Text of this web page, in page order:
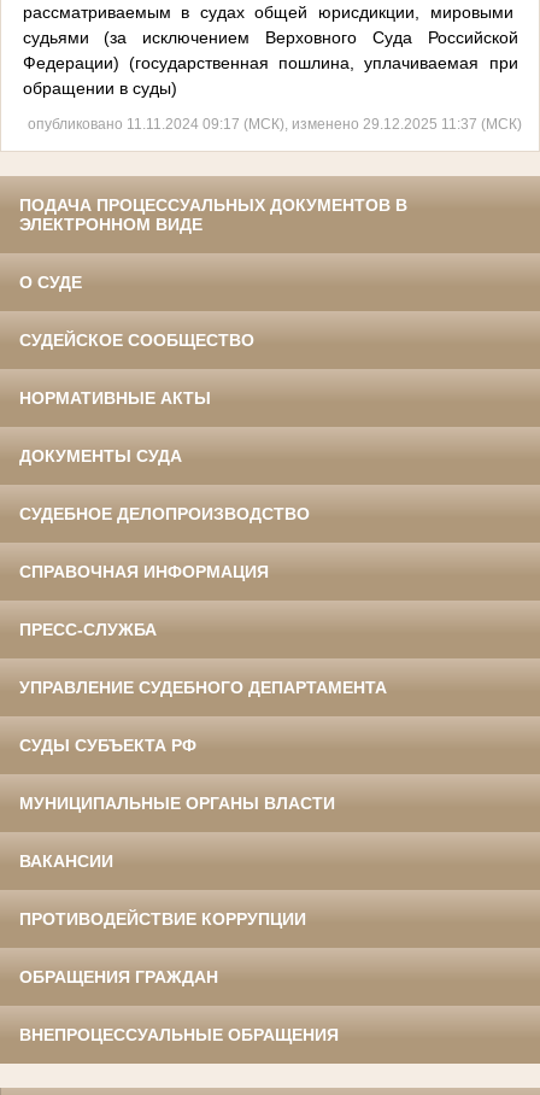
рассматриваемым в судах общей юрисдикции, мировыми
судьями (за исключением Верховного Суда Российской
Федерации) (государственная пошлина, уплачиваемая при
обращении в суды)
опубликовано 11.11.2024 09:17 (МСК), изменено 29.12.2025 11:37 (МСК)
ПОДАЧА ПРОЦЕССУАЛЬНЫХ ДОКУМЕНТОВ В
ЭЛЕКТРОННОМ ВИДЕ
О СУДЕ
СУДЕЙСКОЕ СООБЩЕСТВО
НОРМАТИВНЫЕ АКТЫ
ДОКУМЕНТЫ СУДА
СУДЕБНОЕ ДЕЛОПРОИЗВОДСТВО
СПРАВОЧНАЯ ИНФОРМАЦИЯ
ПРЕСС-СЛУЖБА
УПРАВЛЕНИЕ СУДЕБНОГО ДЕПАРТАМЕНТА
СУДЫ СУБЪЕКТА РФ
МУНИЦИПАЛЬНЫЕ ОРГАНЫ ВЛАСТИ
ВАКАНСИИ
ПРОТИВОДЕЙСТВИЕ КОРРУПЦИИ
ОБРАЩЕНИЯ ГРАЖДАН
ВНЕПРОЦЕССУАЛЬНЫЕ ОБРАЩЕНИЯ